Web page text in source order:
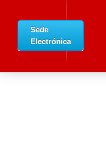
Sede
Electrónica